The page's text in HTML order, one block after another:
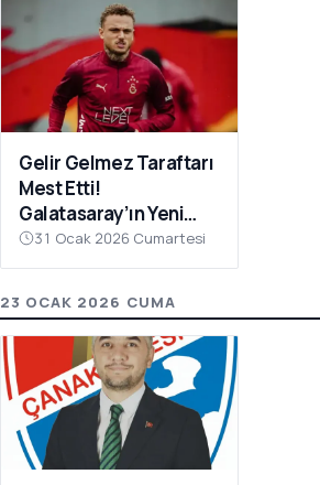
Gelir Gelmez Taraftarı
Mest Etti!
Galatasaray’ın Yeni
Transferi Noa Lang’dan
Olay Çağrı
31 Ocak 2026 Cumartesi
23 OCAK 2026 CUMA